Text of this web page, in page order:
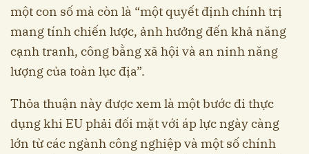
một con số mà còn là “một quyết định chính trị
mang tính chiến lược, ảnh hưởng đến khả năng
cạnh tranh, công bằng xã hội và an ninh năng
lượng của toàn lục địa”.
Thỏa thuận này được xem là một bước đi thực
dụng khi EU phải đối mặt với áp lực ngày càng
lớn từ các ngành công nghiệp và một số chính